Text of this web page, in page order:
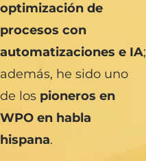
optimización de
procesos con
automatizaciones e IA;
además, he sido uno
de los pioneros en
WPO en habla
hispana.